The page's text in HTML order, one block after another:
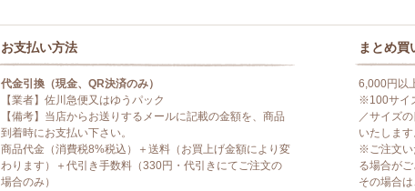
お支払い方法
代金引換（現金、QR決済のみ）
【業者】佐川急便又はゆうパック
【備考】当店からお送りするメールに記載の金額を、商品
到着時にお支払い下さい。
商品代金（消費税8%税込）＋送料（お買上げ金額により変
わります）＋代引き手数料（330円・代引きにてご注文の
場合のみ）
まとめ買
6,000円以
※100サイ
／サイズ
いたします
※ご注文い
る場合がご
その場合